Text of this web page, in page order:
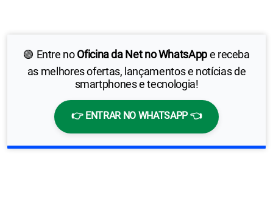
🟢 Entre noOficina da Net no WhatsAppe receba
as melhores ofertas, lançamentos e notícias de
smartphones e tecnologia!
👉 ENTRAR NO WHATSAPP 👈